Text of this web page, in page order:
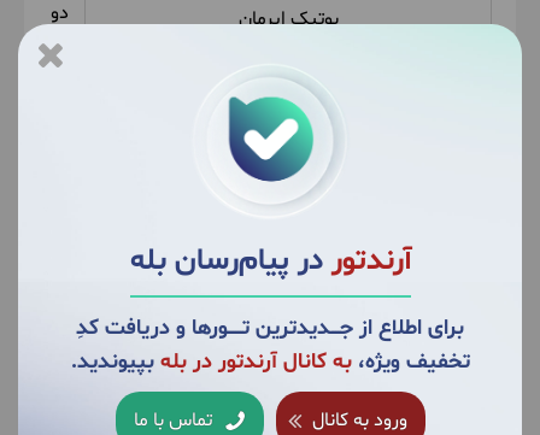
آرندتوردر پیام‌رسان بله
برای اطلاع از جــــدیدترین تــــــورها و دریافت کدِ
تخفیف ویژه،به کانال آرندتور در بله بپیوندید.
ورود به کانال تماس با ما
بوتیک ایرمان
دو تخته
سه تخته
ارتمیس
خدمات تور قشم:
اقامت همراه با صبحانه
تورها چارتر و غیر قابل استرداد می‌باشد.